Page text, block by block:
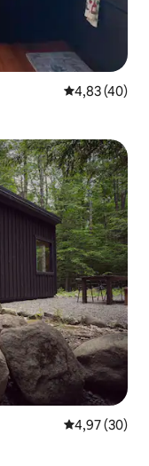
Gemiddelde
4,83 (40)
Gemiddelde
4,97 (30)